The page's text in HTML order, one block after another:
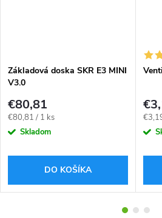
Základová doska SKR E3 MINI
V3.0
€80,81
Jednotková
cena:
€80,81 / 1 ks
Skladom
DO KOŠÍKA
cena: